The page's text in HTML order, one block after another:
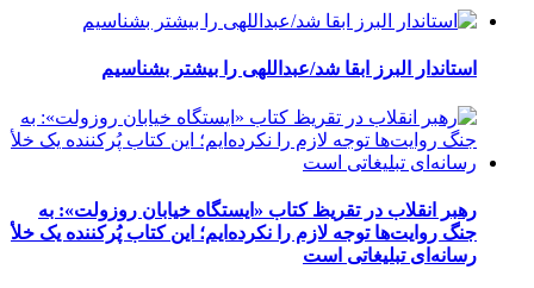
استاندار البرز ابقا شد/عبداللهی را بیشتر بشناسیم
رهبر انقلاب در تقریظ کتاب «ایستگاه خیابان روزولت»: به
جنگ روایت‌ها توجه لازم را نکرده‌ایم؛ این کتاب پُرکننده‌ یک خلأ
رسانه‌ای تبلیغاتی است